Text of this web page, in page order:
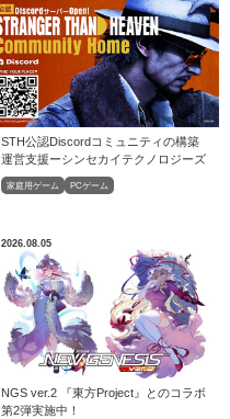
家庭用ゲーム PCゲーム
STH公認Discordコミュニティの構築
運営⽀援ーシンセカイテクノロジーズ
2026.08.05
NGS ver.2 『東方Project』とのコラボ
第2弾実施中！